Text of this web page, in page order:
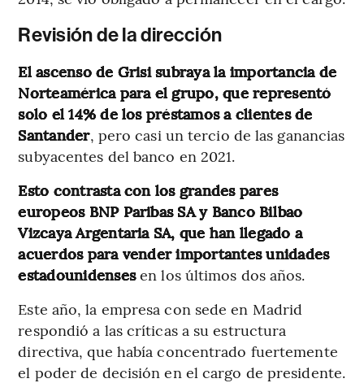
Revisión de la dirección
El ascenso de Grisi subraya la importancia de
Norteamérica para el grupo, que representó
solo el 14% de los préstamos a clientes de
Santander, pero casi un tercio de las ganancias
subyacentes del banco en 2021.
Esto contrasta con los grandes pares
europeos BNP Paribas SA y Banco Bilbao
Vizcaya Argentaria SA, que han llegado a
acuerdos para vender importantes unidades
estadounidensesen los últimos dos años.
Este año, la empresa con sede en Madrid
respondió a las críticas a su estructura
directiva, que había concentrado fuertemente
el poder de decisión en el cargo de presidente.